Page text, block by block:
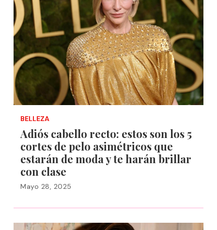
BELLEZA
Adiós cabello recto: estos son los 5
cortes de pelo asimétricos que
estarán de moda y te harán brillar
con clase
Mayo 28, 2025